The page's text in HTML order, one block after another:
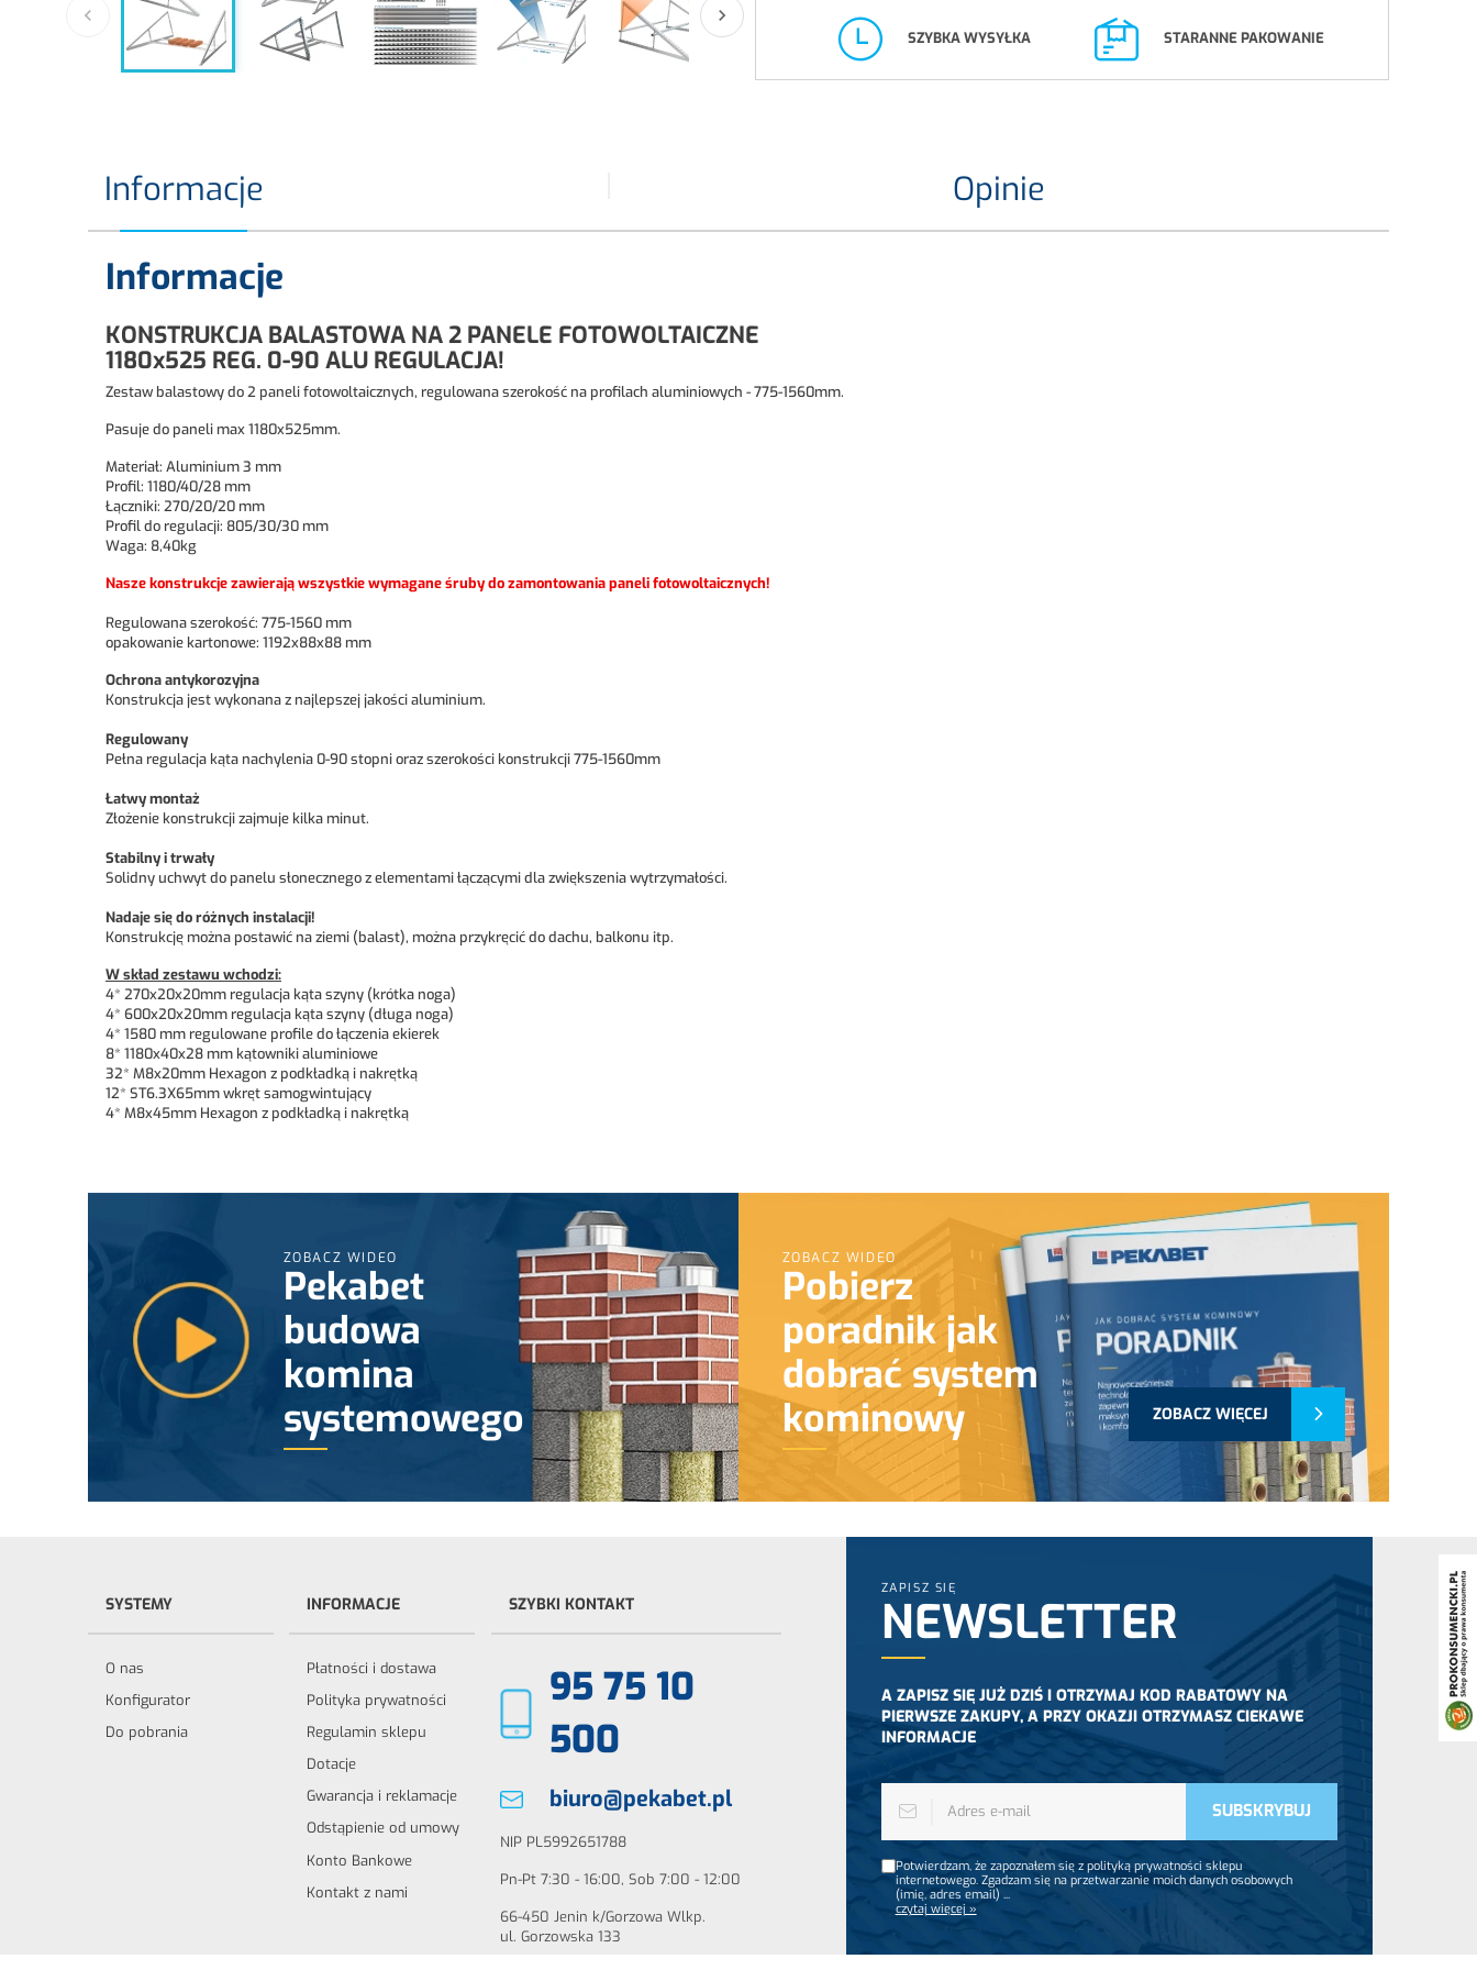
 
SZYBKA WYSYŁKA STARANNE PAKOWANIE
Informacje Opinie
Informacje
KONSTRUKCJA BALASTOWA NA 2 PANELE FOTOWOLTAICZNE
1180x525 REG. 0-90 ALU REGULACJA!
Zestaw balastowy do 2 paneli fotowoltaicznych, regulowana szerokość na profilach aluminiowych - 775-1560mm.
Pasuje do paneli max 1180x525mm.
Materiał: Aluminium 3 mm
Profil: 1180/40/28 mm
Łączniki: 270/20/20 mm
Profil do regulacji: 805/30/30 mm
Waga: 8,40kg
Nasze konstrukcje zawierają wszystkie wymagane śruby do zamontowania paneli fotowoltaicznych!
Regulowana szerokość: 775-1560 mm
opakowanie kartonowe: 1192x88x88 mm
Ochrona antykorozyjna
Konstrukcja jest wykonana z najlepszej jakości aluminium.
Regulowany
Pełna regulacja kąta nachylenia 0-90 stopni oraz szerokości konstrukcji 775-1560mm
Łatwy montaż
Złożenie konstrukcji zajmuje kilka minut.
Stabilny i trwały
Solidny uchwyt do panelu słonecznego z elementami łączącymi dla zwiększenia wytrzymałości.
Nadaje się do różnych instalacji!
Konstrukcję można postawić na ziemi (balast), można przykręcić do dachu, balkonu itp.
W skład zestawu wchodzi:
4* 270x20x20mm regulacja kąta szyny (krótka noga)
4* 600x20x20mm regulacja kąta szyny (długa noga)
4* 1580 mm regulowane profile do łączenia ekierek
8* 1180x40x28 mm kątowniki aluminiowe
32* M8x20mm Hexagon z podkładką i nakrętką
12* ST6.3X65mm wkręt samogwintujący
4* M8x45mm Hexagon z podkładką i nakrętką
ZOBACZ WIDEO
Pekabet
budowa
komina
systemowego
ZOBACZ WIDEO
Pobierz
poradnik jak
dobrać system
kominowy
ZOBACZ WIĘCEJ
SYSTEMY
O nas
Konfigurator
Do pobrania
INFORMACJE
Płatności i dostawa
Polityka prywatności
Regulamin sklepu
Dotacje
Gwarancja i reklamacje
Odstąpienie od umowy
Konto Bankowe
Kontakt z nami
SZYBKI KONTAKT
95 75 10
500
biuro@pekabet.pl
NIP PL5992651788
Pn-Pt 7:30 - 16:00, Sob 7:00 - 12:00
66-450 Jenin k/Gorzowa Wlkp.
ul. Gorzowska 133
ZAPISZ SIĘ
NEWSLETTER
A ZAPISZ SIĘ JUŻ DZIŚ I OTRZYMAJ KOD RABATOWY NA
PIERWSZE ZAKUPY, A PRZY OKAZJI OTRZYMASZ CIEKAWE
INFORMACJE
Potwierdzam, że zapoznałem się z polityką prywatności sklepu
internetowego. Zgadzam się na przetwarzanie moich danych osobowych
(imię, adres email) ...
czytaj więcej »